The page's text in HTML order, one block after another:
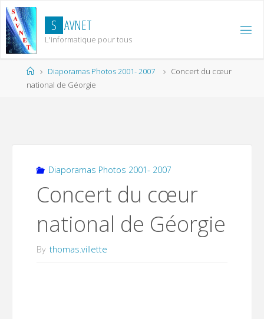
Skip
to
content
S AVNET
L'informatique pour tous
HomeDiaporamas Photos 2001- 2007
Concert du cœur
national de Géorgie
Diaporamas Photos 2001- 2007
Concert du cœur
national de Géorgie
By thomas.villette